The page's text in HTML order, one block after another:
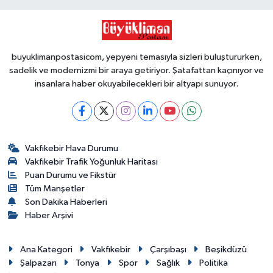
buyuklimanpostasicom, yepyeni temasıyla sizleri buluştururken,
sadelik ve modernizmi bir araya getiriyor. Şatafattan kaçınıyor ve
insanlara haber okuyabilecekleri bir altyapı sunuyor.
Vakfıkebir Hava Durumu
Vakfıkebir Trafik Yoğunluk Haritası
Puan Durumu ve Fikstür
Tüm Manşetler
Son Dakika Haberleri
Haber Arşivi
Ana Kategori Vakfıkebir Çarşıbaşı
Beşikdüzü
Şalpazarı
Tonya Spor Sağlık
Politika